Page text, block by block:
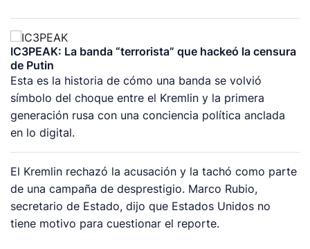
IC3PEAK: La banda “terrorista” que hackeó la censura
de Putin
Esta es la historia de cómo una banda se volvió
símbolo del choque entre el Kremlin y la primera
generación rusa con una conciencia política anclada
en lo digital.
El Kremlin rechazó la acusación y la tachó como parte
de una campaña de desprestigio. Marco Rubio,
secretario de Estado, dijo que Estados Unidos no
tiene motivo para cuestionar el reporte.